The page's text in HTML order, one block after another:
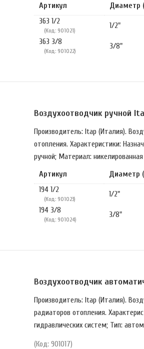
Артикул
Диаметр
363 1/2
(Код: 901021)
1/2"
363 3/8
(Код: 901022)
3/8"
Воздухоотводчик ручной
Производитель: Itap (Италия).
отопления. Характеристики:
ручной; Материал:
Артикул
Диаметр
194 1/2
(Код: 901023)
1/2"
194 3/8
(Код: 901024)
3/8"
Воздухоотводчик
Производитель: Itap (Италия).
радиаторов отопления.
гидравлических систем; Тип:
(Код: 901017)